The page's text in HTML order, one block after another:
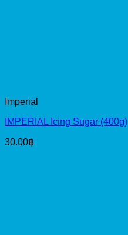
Imperial
IMPERIAL Icing Sugar (400g)
30.00฿